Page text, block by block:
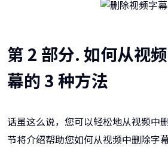
第 2 部分. 如何从视
幕的 3 种方法
话虽这么说，您可以轻松地从视频中
节将介绍帮助您如何从视频中删除字